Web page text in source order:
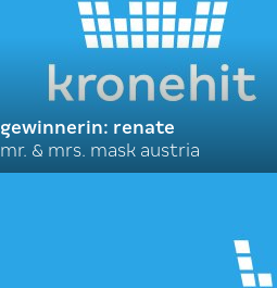
gewinnerin: renate
mr. & mrs. mask austria